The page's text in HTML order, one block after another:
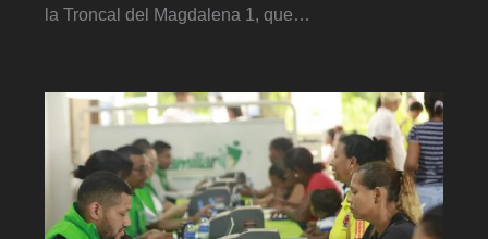
la Troncal del Magdalena 1, que…